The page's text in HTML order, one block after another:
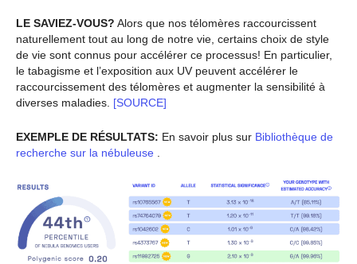
LE SAVIEZ-VOUS? Alors que nos télomères raccourcissent
naturellement tout au long de notre vie, certains choix de style
de vie sont connus pour accélérer ce processus! En particulier,
le tabagisme et l’exposition aux UV peuvent accélérer le
raccourcissement des télomères et augmenter la sensibilité à
diverses maladies. [SOURCE]
EXEMPLE DE RÉSULTATS: En savoir plus sur Bibliothèque de
recherche sur la nébuleuse